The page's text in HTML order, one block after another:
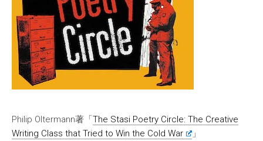
Philip Oltermann著「The Stasi Poetry Circle: The Creative
Writing Class that Tried to Win the Cold War
」